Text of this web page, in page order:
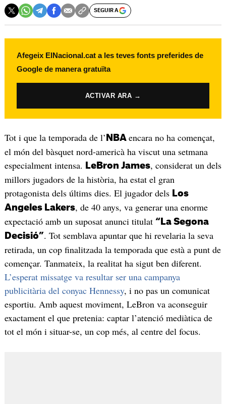
SEGUIR A
Afegeix ElNacional.cat a les teves fonts preferides de
Google de manera gratuïta
ACTIVAR ARA →
Tot i que la temporada de l’ NBA encara no ha començat,
el món del bàsquet nord-americà ha viscut una setmana
especialment intensa.
LeBron James, considerat un dels
millors jugadors de la història, ha estat el gran
protagonista dels últims dies. El jugador dels Los
Angeles Lakers, de 40 anys, va generar una enorme
expectació amb un suposat anunci titulat “La Segona
Decisió”. Tot semblava apuntar que hi revelaria la seva
retirada, un cop finalitzada la temporada que està a punt de
començar. Tanmateix, la realitat ha sigut ben diferent.
L’esperat missatge va resultar ser una campanya
publicitària del conyac Hennessy, i no pas un comunicat
esportiu. Amb aquest moviment, LeBron va aconseguir
exactament el que pretenia: captar l’atenció mediàtica de
tot el món i situar-se, un cop més, al centre del focus.